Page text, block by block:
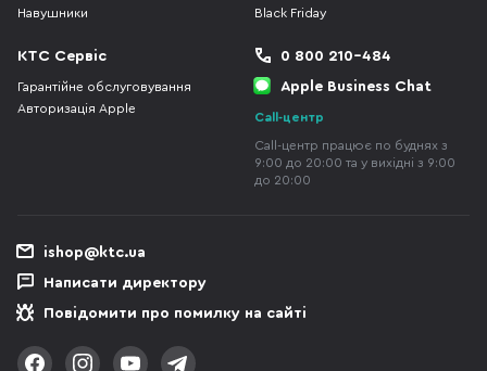
Навушники
Black Friday
КТС Сервіс
Гарантійне обслуговування
Авторизація Apple
0 800 210-484
Apple Business Chat
Call-центр
Call-центр працює по буднях з
9:00 до 20:00 та у вихідні з 9:00
до 20:00
ishop@ktc.ua
Написати директору
Повідомити про помилку на сайті